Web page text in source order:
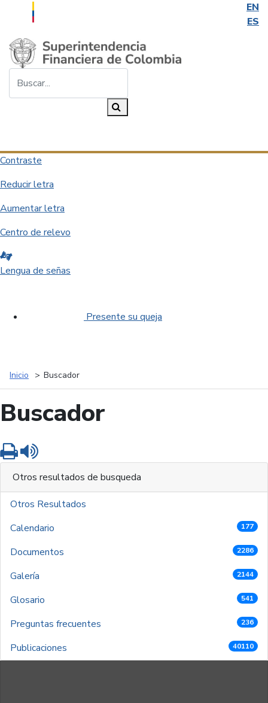
EN
ES
Saltar al contenido principal
Contraste
Reducir letra
Aumentar letra
Centro de relevo
Lengua de señas
Presente su queja
Inicio Buscador
Buscador
Imprimir
Otros resultados de busqueda
Otros Resultados
Calendario
177
Documentos 2286
Galería 2144
Glosario 541
Preguntas frecuentes 236
Publicaciones 40110